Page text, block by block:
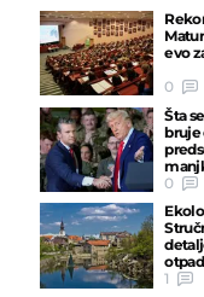
evo
0
Šta
bruje
0
1